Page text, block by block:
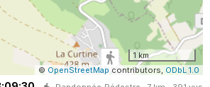
1 km
© OpenStreetMap contributors, ODbL 1.0